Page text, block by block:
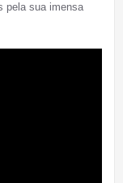
pela sua imensa